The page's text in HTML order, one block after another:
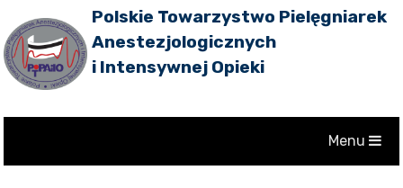
Polskie Towarzystwo Pielęgniarek
Anestezjologicznych
i Intensywnej Opieki
Menu